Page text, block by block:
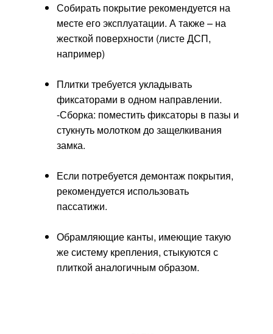
Собирать покрытие рекомендуется на
месте его эксплуатации. А также – на
жесткой поверхности (листе ДСП,
например)
Плитки требуется укладывать
фиксаторами в одном направлении.
-Сборка: поместить фиксаторы в пазы и
стукнуть молотком до защелкивания
замка.
Если потребуется демонтаж покрытия,
рекомендуется использовать
пассатижи.
Обрамляющие канты, имеющие такую
же систему крепления, стыкуются с
плиткой аналогичным образом.